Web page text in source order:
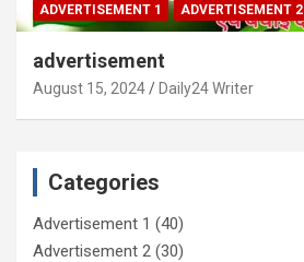
ADVERTISEMENT 1 ADVERTISEMENT 2
advertisement
August 15, 2024 Daily24 Writer
Categories
Advertisement 1 (40)
Advertisement 2 (30)